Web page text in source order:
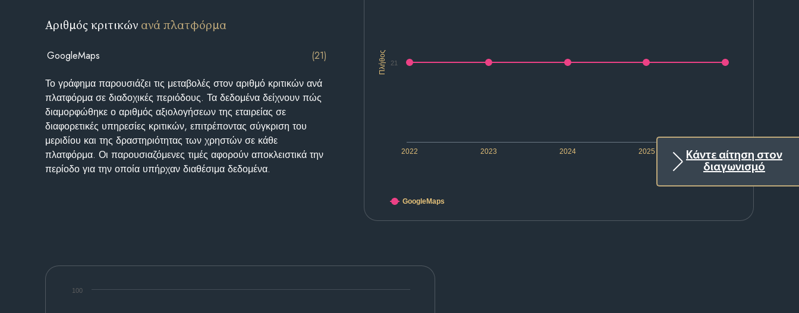
Κάντε αίτηση στον
διαγωνισμό
Πλήθος
2022 2023 2024 2025 2026
21
GoogleMaps
Αριθμός κριτικών ανά πλατφόρμα
GoogleMaps (21)
Το γράφημα παρουσιάζει τις μεταβολές στον αριθμό κριτικών ανά
πλατφόρμα σε διαδοχικές περιόδους. Τα δεδομένα δείχνουν πώς
διαμορφώθηκε ο αριθμός αξιολογήσεων της εταιρείας σε
διαφορετικές υπηρεσίες κριτικών, επιτρέποντας σύγκριση του
μεριδίου και της δραστηριότητας των χρηστών σε κάθε
πλατφόρμα. Οι παρουσιαζόμενες τιμές αφορούν αποκλειστικά την
περίοδο για την οποία υπήρχαν διαθέσιμα δεδομένα.
100